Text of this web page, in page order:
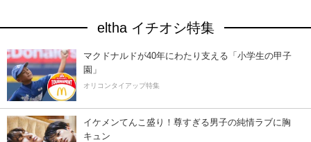
eltha イチオシ特集
マクドナルドが40年にわたり支える「小学生の甲子
園」
オリコンタイアップ特集
イケメンてんこ盛り！尊すぎる男子の純情ラブに胸
キュン